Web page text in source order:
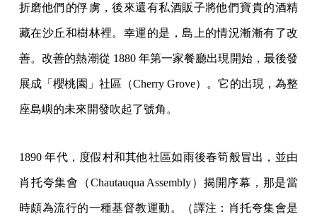
折磨他們的俘虜，後來還有私酒販子將他們寶貴的酒精
藏在沙丘和樹林裡。幸運的是，島上的情況漸漸有了改
善。改善的熱潮從 1880 年第一家餐廳出現開始，最後發
展成「櫻桃園」社區（Cherry Grove）。它的出現，為整
座島嶼的未來開發吹起了號角。
1890 年代，度假村和其他社區如雨後春筍般冒出，並由
肖托夸集會（Chautauqua Assembly）揭開序幕，那是當
時頗為流行的一種基督教運動。（譯注：肖托夸集會是